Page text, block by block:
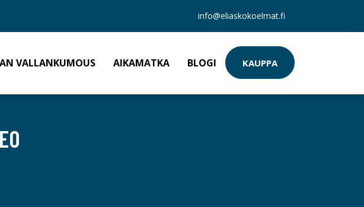
info@eliaskokoelmat.fi
VALLANKUMOUS AIKAMATKA BLOGI KAUPPA